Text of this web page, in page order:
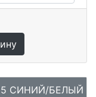
СИНИЙ/БЕЛЫЙ